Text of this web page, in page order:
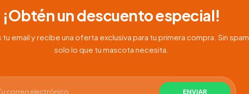
¡Obtén un descuento especial!
tu email y recibe una oferta exclusiva para tu primera compra. Sin spam,
solo lo que tu mascota necesita.